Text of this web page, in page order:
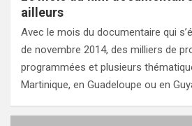
ailleurs
Avec le mois du documentaire qui
de novembre 2014, des milliers de
programmées et plusieurs
Martinique, en Guadeloupe ou en